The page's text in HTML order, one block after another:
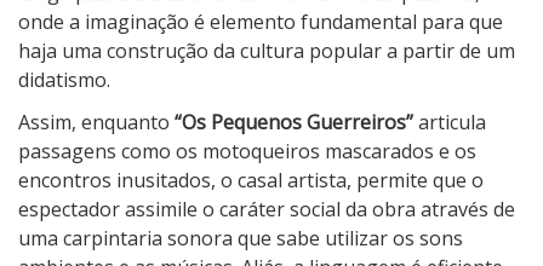
i
r
o
onde a imaginação é elemento fundamental para que
haja uma construção da cultura popular a partir de um
didatismo.
Assim, enquanto “Os Pequenos Guerreiros”articula
passagens como os motoqueiros mascarados e os
encontros inusitados, o casal artista, permite que o
espectador assimile o caráter social da obra através de
uma carpintaria sonora que sabe utilizar os sons